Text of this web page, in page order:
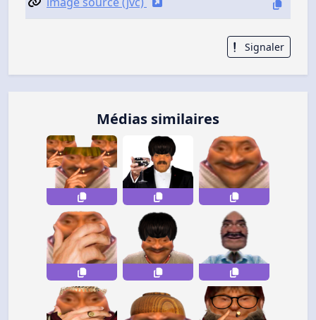
Signaler
Médias similaires